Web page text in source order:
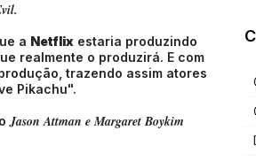
a Netflix estaria produzindo
realmente o produzirá. E com
trazendo assim atores
Pikachu".
Jason Attman e Margaret Boykim